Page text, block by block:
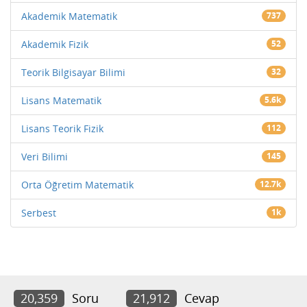
Akademik Matematik 737
Akademik Fizik 52
Teorik Bilgisayar Bilimi 32
Lisans Matematik 5.6k
Lisans Teorik Fizik 112
Veri Bilimi 145
Orta Öğretim Matematik 12.7k
Serbest 1k
20,359 Soru 21,912 Cevap